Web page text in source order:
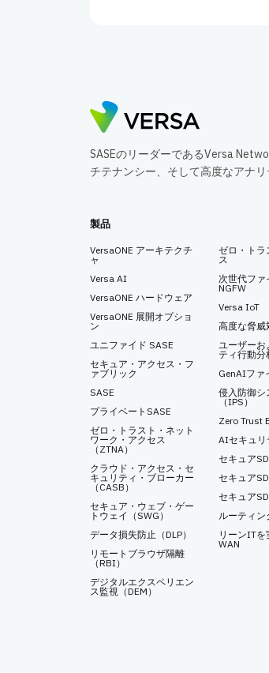
SASEのリーダーであるVersa
チテナンシー、そして高度なアナ
製品
VersaONE アーキテクチ
ャ
Versa AI
VersaONE ハードウェア
VersaONE 展開オプショ
ン
ユニファイド SASE
セキュア・アクセス・フ
ァブリック
SASE
プライベートSASE
ゼロ・トラスト・ネット
ワーク・アクセス
（ZTNA）
クラウド・アクセス・セ
キュリティ・ブローカー
（CASB）
セキュア・ウェブ・ゲー
トウェイ（SWG）
データ損失防止（DLP）
リモートブラウザ隔離
（RBI）
デジタルエクスペリエン
ス監視（DEM）
ゼロ・トラ
ス
次世代ファ
NGFW
Versa IoT
高度な脅威
ユーザーお
ティ行動分
GenAIファ
侵入防御シ
（IPS）
Zero Trust
AIセキュリ
セキュア
セキュア
セキュア
ルーティン
リーンITを
WAN